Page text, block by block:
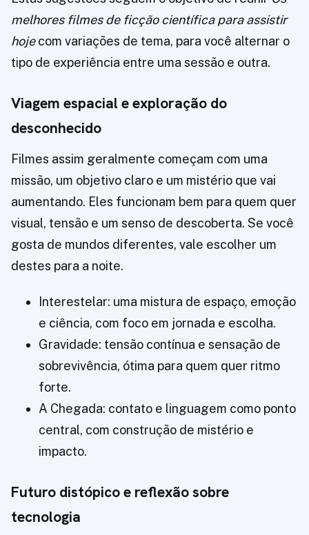
melhores filmes de ficção científica para assistir
hojecom variações de tema, para você alternar o
tipo de experiência entre uma sessão e outra.
Viagem espacial e exploração do
desconhecido
Filmes assim geralmente começam com uma
missão, um objetivo claro e um mistério que vai
aumentando. Eles funcionam bem para quem quer
visual, tensão e um senso de descoberta. Se você
gosta de mundos diferentes, vale escolher um
destes para a noite.
Interestelar: uma mistura de espaço, emoção
e ciência, com foco em jornada e escolha.
Gravidade: tensão contínua e sensação de
sobrevivência, ótima para quem quer ritmo
forte.
A Chegada: contato e linguagem como ponto
central, com construção de mistério e
impacto.
Futuro distópico e reflexão sobre
tecnologia